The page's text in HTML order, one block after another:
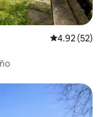
Calificación
4.92 (52)